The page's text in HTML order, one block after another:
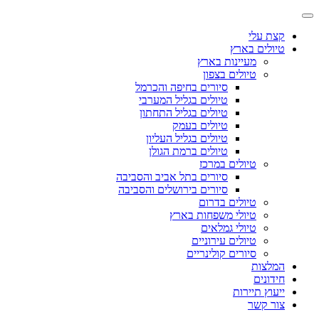
קצת עלי
טיולים בארץ
מעיינות בארץ
טיולים בצפון
סיורים בחיפה והכרמל
טיולים בגליל המערבי
טיולים בגליל התחתון
טיולים בעמק
טיולים בגליל העליון
טיולים ברמת הגולן
טיולים במרכז
סיורים בתל אביב והסביבה
סיורים בירושלים והסביבה
טיולים בדרום
טיולי משפחות בארץ
טיולי גמלאים
טיולים עירוניים
סיורים קולינריים
המלצות
חידונים
ייעוץ תיירות
צור קשר